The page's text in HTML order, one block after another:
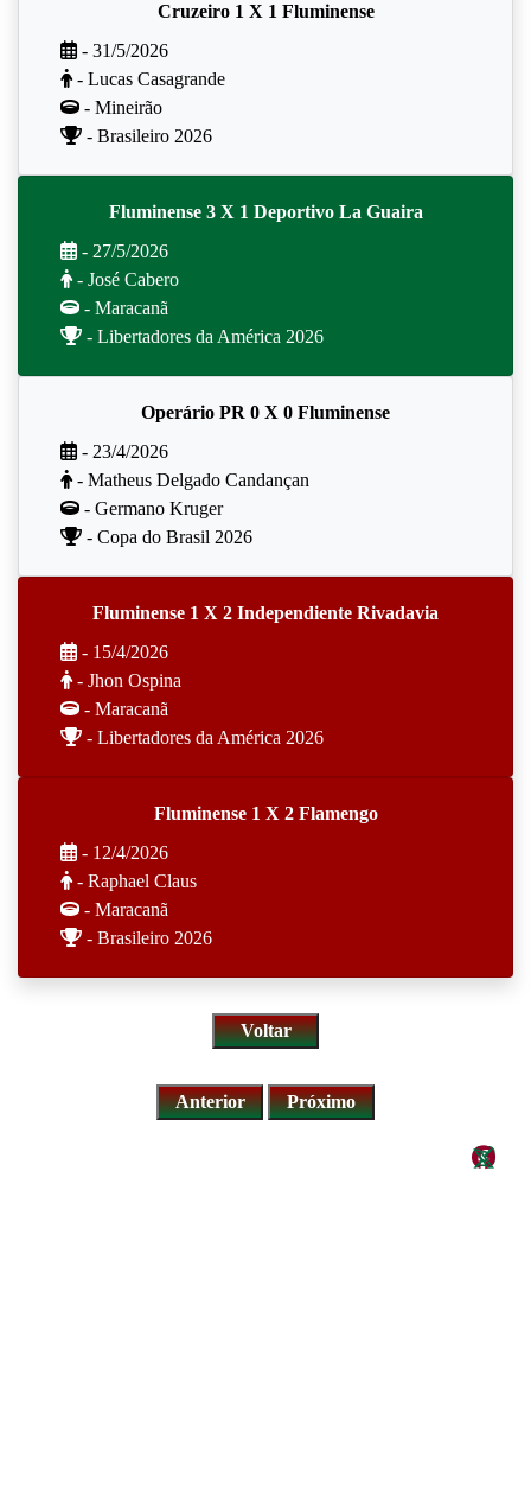
Cruzeiro 1 X 1 Fluminense
- 31/5/2026
- Lucas Casagrande
- Mineirão
- Brasileiro 2026
Fluminense 3 X 1 Deportivo La Guaira
- 27/5/2026
- José Cabero
- Maracanã
- Libertadores da América 2026
Operário PR 0 X 0 Fluminense
- 23/4/2026
- Matheus Delgado Candançan
- Germano Kruger
- Copa do Brasil 2026
Fluminense 1 X 2 Independiente Rivadavia
- 15/4/2026
- Jhon Ospina
- Maracanã
- Libertadores da América 2026
Fluminense 1 X 2 Flamengo
- 12/4/2026
- Raphael Claus
- Maracanã
- Brasileiro 2026